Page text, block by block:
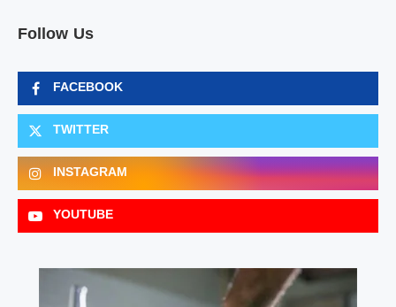
Follow Us
FACEBOOK
TWITTER
INSTAGRAM
YOUTUBE